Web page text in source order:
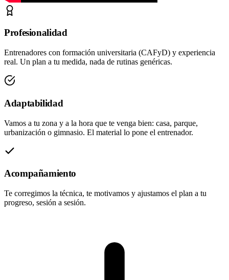
Profesionalidad
Entrenadores con formación universitaria (CAFyD) y experiencia
real. Un plan a tu medida, nada de rutinas genéricas.
Adaptabilidad
Vamos a tu zona y a la hora que te venga bien: casa, parque,
urbanización o gimnasio. El material lo pone el entrenador.
Acompañamiento
Te corregimos la técnica, te motivamos y ajustamos el plan a tu
progreso, sesión a sesión.